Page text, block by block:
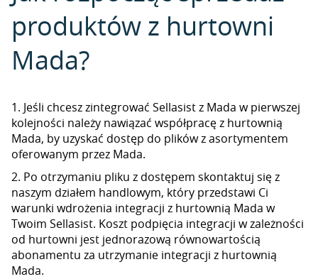
produktów z hurtowni
Mada?
1. Jeśli chcesz zintegrować Sellasist z Mada w pierwszej
kolejności należy nawiązać współpracę z hurtownią
Mada, by uzyskać dostęp do plików z asortymentem
oferowanym przez Mada.
2. Po otrzymaniu pliku z dostępem skontaktuj się z
naszym działem handlowym, który przedstawi Ci
warunki wdrożenia integracji z hurtownią Mada w
Twoim Sellasist. Koszt podpięcia integracji w zależności
od hurtowni jest jednorazową równowartością
abonamentu za utrzymanie integracji z hurtownią
Mada.